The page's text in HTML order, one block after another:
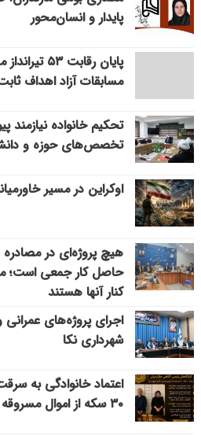
پایدار و انسان‌محور
پایان رقابت
مسابقات آزاد اهداف
تحکیم خانواده نیازمند
تخصص‌های حوزه و
اوکراین در مسیر
هیچ پروژه‌ای در
حاصل کار جمعی است؛
کنار آنها هستند
شهرداری نکا
اعتماد خانوادگی به
۳۰ سکه از اموال مسروقه